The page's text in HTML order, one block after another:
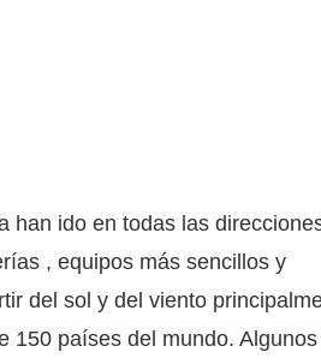
han ido en todas las
, equipos más sencillos y
del sol y del viento
150 países del mundo.